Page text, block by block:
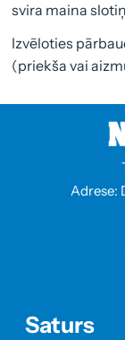
svira maina
Izvēloties
(priekša vai
Adrese:
Saturs